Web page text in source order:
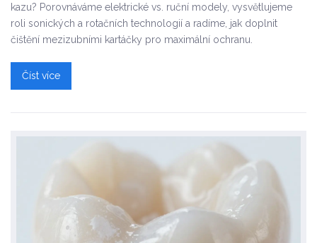
kazu? Porovnáváme elektrické vs. ruční modely, vysvětlujeme
roli sonických a rotačních technologií a radíme, jak doplnit
čištění mezizubními kartáčky pro maximální ochranu.
Číst více